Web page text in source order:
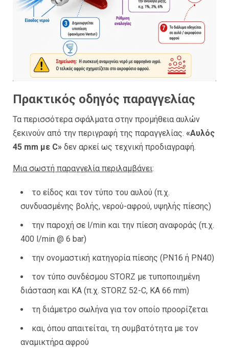
Πρακτικός οδηγός παραγγελίας
Τα περισσότερα σφάλματα στην προμήθεια αυλών
ξεκινούν από την περιγραφή της παραγγελίας. «Αυλός
45 mm με C» δεν αρκεί ως τεχνική προδιαγραφή.
Μια σωστή παραγγελία περιλαμβάνει:
το είδος και τον τύπο του αυλού (π.χ.
συνδυασμένης βολής, νερού-αφρού, υψηλής πίεσης)
την παροχή σε l/min και την πίεση αναφοράς (π.χ.
400 l/min @ 6 bar)
την ονομαστική κατηγορία πίεσης (PN16 ή PN40)
τον τύπο συνδέσμου STORZ με τυποποιημένη
διάσταση και KA (π.χ. STORZ 52-C, KA 66 mm)
τη διάμετρο σωλήνα για τον οποίο προορίζεται
και, όπου απαιτείται, τη συμβατότητα με τον
αναμικτήρα αφρού